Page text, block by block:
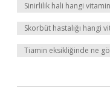
Sinirlilik hali hangi
Skorbüt hastalığı hangi
Tiamin eksikliğinde ne